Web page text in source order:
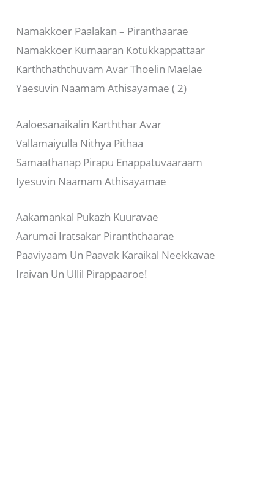
Namakkoer Paalakan – Piranthaarae
Namakkoer Kumaaran Kotukkappattaar
Karththaththuvam Avar Thoelin Maelae
Yaesuvin Naamam Athisayamae ( 2)
Aaloesanaikalin Karththar Avar
Vallamaiyulla Nithya Pithaa
Samaathanap Pirapu Enappatuvaaraam
Iyesuvin Naamam Athisayamae
Aakamankal Pukazh Kuuravae
Aarumai Iratsakar Piranththaarae
Paaviyaam Un Paavak Karaikal Neekkavae
Iraivan Un Ullil Pirappaaroe!